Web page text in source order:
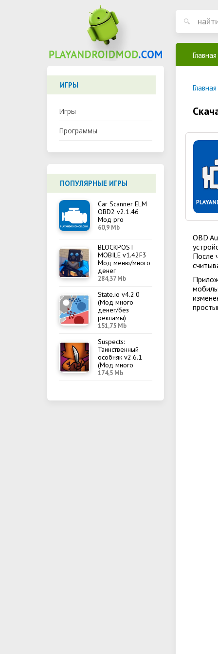
ИГРЫ
Игры
Программы
ПОПУЛЯРНЫЕ ИГРЫ
Car Scanner ELM
OBD2 v2.1.46
Мод pro
60,9 Mb
BLOCKPOST
MOBILE v1.42F3
Мод меню/много
денег
284,37 Mb
State.io v4.2.0
(Мод много
денег/без
рекламы)
151,75 Mb
Suspects:
Таинственный
особняк v2.6.1
(Мод много
денег/меню)
174,5 Mb
Главная
Главная
OBD
После